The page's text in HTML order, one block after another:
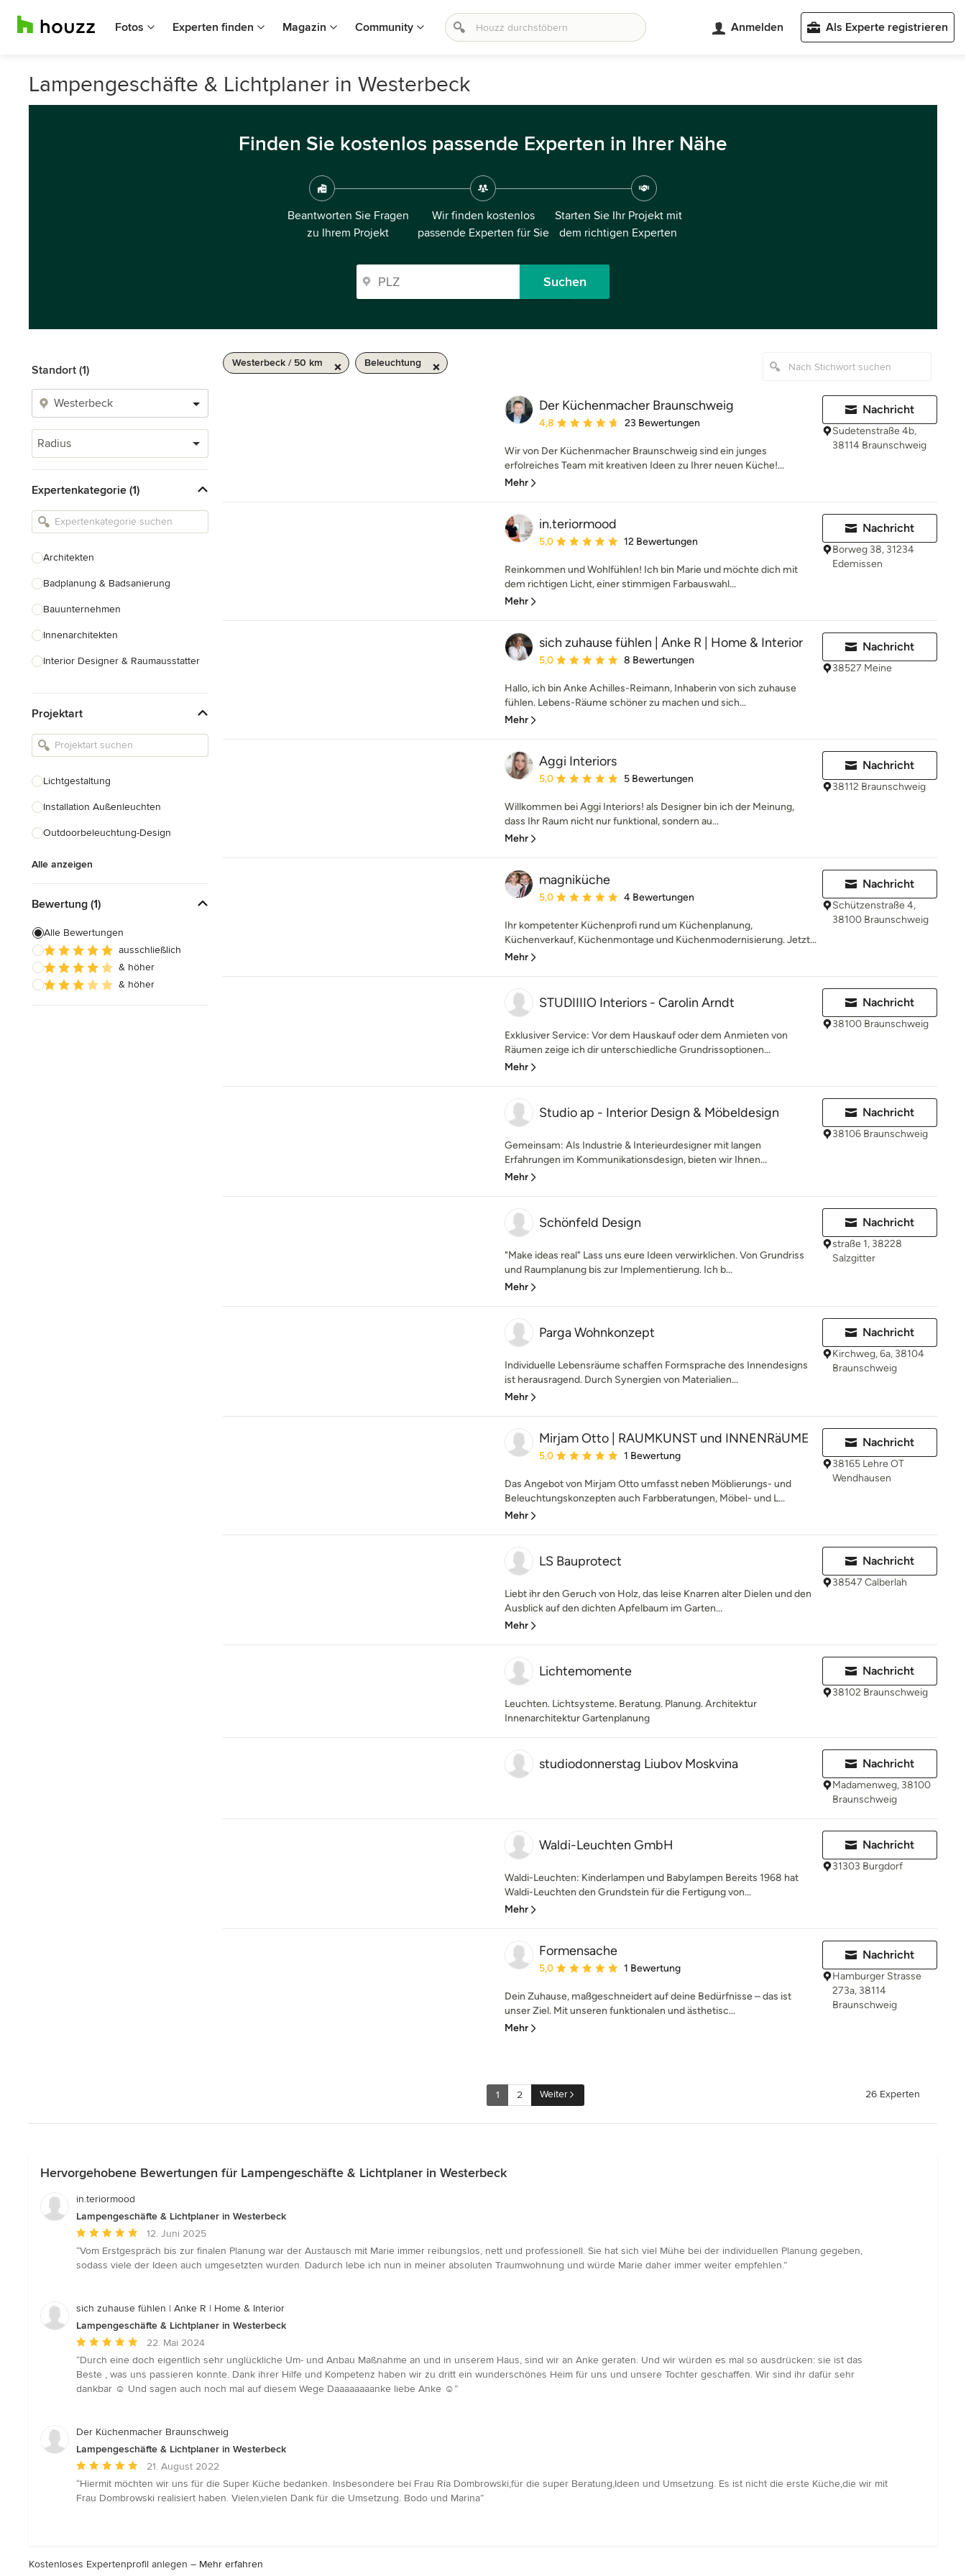
Fotos Experten finden Magazin Community Anmelden Als Experte registrieren
Lampengeschäfte & Lichtplaner in Westerbeck
Finden Sie kostenlos passende Experten in Ihrer Nähe
Beantworten Sie Fragen
zu Ihrem Projekt
Wir finden kostenlos
passende Experten für Sie
Starten Sie Ihr Projekt mit
dem richtigen Experten
Suchen
Standort (1)
Radius
Expertenkategorie (1)
Architekten
Badplanung & Badsanierung
Bauunternehmen
Innenarchitekten
Interior Designer & Raumausstatter
Landschaftsarchitekten
Armaturen & Sanitärbedarf
Einbauschränke
Projektart
Lichtgestaltung
Installation Außenleuchten
Outdoorbeleuchtung-Design
Alle anzeigen
Bewertung (1)
Alle Bewertungen
ausschließlich
& höher
& höher
Westerbeck / 50 km Beleuchtung
Der Küchenmacher Braunschweig
Durchschnittliche Bewertung: 4.8 von 5 Sternen
4,8 23 Bewertungen
Wir von Der Küchenmacher Braunschweig sind ein junges
erfolreiches Team mit kreativen Ideen zu Ihrer neuen Küche!...
Mehr
Nachricht
Sudetenstraße 4b,
38114 Braunschweig
in.teriormood
Durchschnittliche Bewertung: 5 von 5 Sternen
5,0 12 Bewertungen
Reinkommen und Wohlfühlen! Ich bin Marie und möchte dich mit
dem richtigen Licht, einer stimmigen Farbauswahl...
Mehr
Nachricht
Borweg 38, 31234
Edemissen
sich zuhause fühlen | Anke R | Home & Interior
Durchschnittliche Bewertung: 5 von 5 Sternen
5,0 8 Bewertungen
Hallo, ich bin Anke Achilles-Reimann, Inhaberin von sich zuhause
fühlen. Lebens-Räume schöner zu machen und sich...
Mehr
Nachricht
38527 Meine
Aggi Interiors
Durchschnittliche Bewertung: 5 von 5 Sternen
5,0 5 Bewertungen
Willkommen bei Aggi Interiors! als Designer bin ich der Meinung,
dass Ihr Raum nicht nur funktional, sondern au...
Mehr
Nachricht
38112 Braunschweig
magniküche
Durchschnittliche Bewertung: 5 von 5 Sternen
5,0 4 Bewertungen
Ihr kompetenter Küchenprofi rund um Küchenplanung,
Küchenverkauf, Küchenmontage und Küchenmodernisierung. Jetzt...
Mehr
Nachricht
Schützenstraße 4,
38100 Braunschweig
STUDIIIIO Interiors - Carolin Arndt
Exklusiver Service: Vor dem Hauskauf oder dem Anmieten von
Räumen zeige ich dir unterschiedliche Grundrissoptionen...
Mehr
Nachricht
38100 Braunschweig
Studio ap - Interior Design & Möbeldesign
Gemeinsam: Als Industrie & Interieurdesigner mit langen
Erfahrungen im Kommunikationsdesign, bieten wir Ihnen...
Mehr
Nachricht
38106 Braunschweig
Schönfeld Design
"Make ideas real" Lass uns eure Ideen verwirklichen. Von Grundriss
und Raumplanung bis zur Implementierung. Ich b...
Mehr
Nachricht
straße 1, 38228
Salzgitter
Parga Wohnkonzept
Individuelle Lebensräume schaffen Formsprache des Innendesigns
ist herausragend. Durch Synergien von Materialien...
Mehr
Nachricht
Kirchweg, 6a, 38104
Braunschweig
Mirjam Otto | RAUMKUNST und INNENRäUME
Durchschnittliche Bewertung: 5 von 5 Sternen
5,0 1 Bewertung
Das Angebot von Mirjam Otto umfasst neben Möblierungs- und
Beleuchtungskonzepten auch Farbberatungen, Möbel- und L...
Mehr
Nachricht
38165 Lehre OT
Wendhausen
LS Bauprotect
Liebt ihr den Geruch von Holz, das leise Knarren alter Dielen und den
Ausblick auf den dichten Apfelbaum im Garten...
Mehr
Nachricht
38547 Calberlah
Lichtemomente
Leuchten. Lichtsysteme. Beratung. Planung. Architektur
Innenarchitektur Gartenplanung
Nachricht
38102 Braunschweig
studiodonnerstag Liubov Moskvina Nachricht
Madamenweg, 38100
Braunschweig
Waldi-Leuchten GmbH
Waldi-Leuchten: Kinderlampen und Babylampen Bereits 1968 hat
Waldi-Leuchten den Grundstein für die Fertigung von...
Mehr
Nachricht
31303 Burgdorf
Formensache
Durchschnittliche Bewertung: 5 von 5 Sternen
5,0 1 Bewertung
Dein Zuhause, maßgeschneidert auf deine Bedürfnisse – das ist
unser Ziel. Mit unseren funktionalen und ästhetisc...
Mehr
Nachricht
Hamburger Strasse
273a, 38114
Braunschweig
1 2 Weiter 26 Experten
Hervorgehobene Bewertungen für Lampengeschäfte & Lichtplaner in Westerbeck
in.teriormood
Lampengeschäfte & Lichtplaner in Westerbeck
Durchschnittliche
Bewertung:
5
Sternen
12. Juni 2025
“Vom Erstgespräch bis zur finalen Planung war der Austausch mit Marie immer reibungslos, nett und professionell. Sie hat sich viel Mühe bei der individuellen Planung gegeben,
sodass viele der Ideen auch umgesetzten wurden. Dadurch lebe ich nun in meiner absoluten Traumwohnung und würde Marie daher immer weiter empfehlen.”
sich zuhause fühlen | Anke R | Home & Interior
Lampengeschäfte & Lichtplaner in Westerbeck
Durchschnittliche
Bewertung:
5
von
22. Mai 2024
“Durch eine doch eigentlich sehr unglückliche Um- und Anbau Maßnahme an und in unserem Haus, sind wir an Anke geraten. Und wir würden es mal so ausdrücken: sie ist das
Beste , was uns passieren konnte. Dank ihrer Hilfe und Kompetenz haben wir zu dritt ein wunderschönes Heim für uns und unsere Tochter geschaffen. Wir sind ihr dafür sehr
dankbar ☺️ Und sagen auch noch mal auf diesem Wege Daaaaaaaanke liebe Anke ☺️”
Der Küchenmacher Braunschweig
Lampengeschäfte & Lichtplaner in Westerbeck
Durchschnittliche
Bewertung:
5
21. August 2022
“Hiermit möchten wir uns für die Super Küche bedanken. Insbesondere bei Frau Ria Dombrowski,für die super Beratung,Ideen und Umsetzung. Es ist nicht die erste Küche,die wir mit
Frau Dombrowski realisiert haben. Vielen,vielen Dank für die Umsetzung. Bodo und Marina”
Kostenloses Expertenprofil anlegen – Mehr erfahren